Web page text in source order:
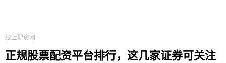
线上配资网
正规股票配资平台排行，这几家证券可关注